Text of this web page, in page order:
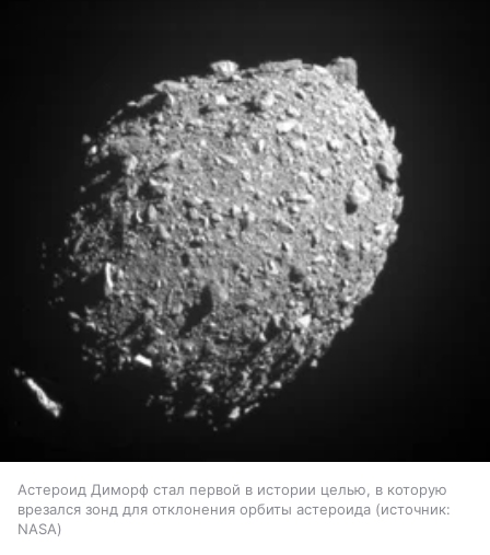
Астероид Диморф стал первой в истории целью, в которую
врезался зонд для отклонения орбиты астероида
источник:
NASA